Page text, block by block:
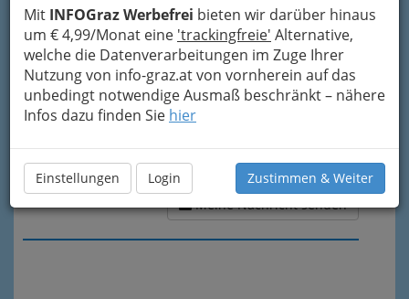
Mit INFOGraz Werbefrei bieten wir darüber hinaus
um € 4,99/Monat eine 'trackingfreie' Alternative,
welche die Datenverarbeitungen im Zuge Ihrer
Nutzung von info-graz.at von vornherein auf das
unbedingt notwendige Ausmaß beschränkt – nähere
Infos dazu finden Sie hier
Einstellungen Login Zustimmen & Weiter
Meine Nachricht senden